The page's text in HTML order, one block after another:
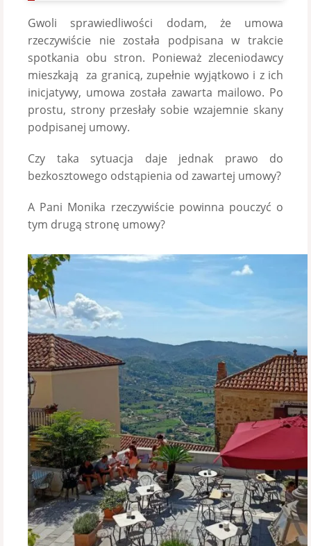
Gwoli sprawiedliwości dodam, że umowa
rzeczywiście nie została podpisana w trakcie
spotkania obu stron. Ponieważ zleceniodawcy
mieszkają za granicą, zupełnie wyjątkowo i z ich
inicjatywy, umowa została zawarta mailowo. Po
prostu, strony przesłały sobie wzajemnie skany
podpisanej umowy.
Czy taka sytuacja daje jednak prawo do
bezkosztowego odstąpienia od zawartej umowy?
A Pani Monika rzeczywiście powinna pouczyć o
tym drugą stronę umowy?